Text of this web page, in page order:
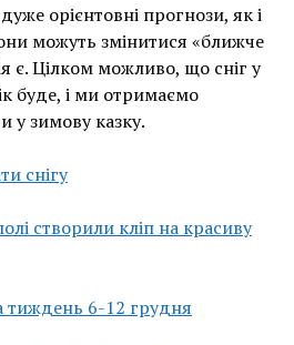
орієнтовні прогнози, як і
можуть змінитися «ближче
є. Цілком можливо, що сніг у
буде, і ми отримаємо
у зимову казку.
снігу
створили кліп на красиву
тиждень 6-12 грудня